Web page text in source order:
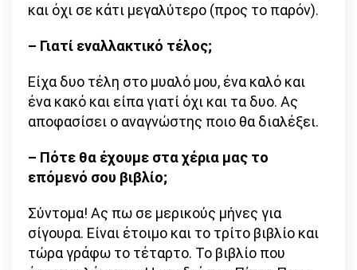
και όχι σε κάτι μεγαλύτερο (προς το παρόν).
– Γιατί εναλλακτικό τέλος;
Είχα δυο τέλη στο μυαλό μου, ένα καλό και
ένα κακό και είπα γιατί όχι και τα δυο. Ας
αποφασίσει ο αναγνώστης ποιο θα διαλέξει.
– Πότε θα έχουμε στα χέρια μας το
επόμενό σου βιβλίο;
Σύντομα! Ας πω σε μερικούς μήνες για
σίγουρα. Είναι έτοιμο και το τρίτο βιβλίο και
τώρα γράφω το τέταρτο. Το βιβλίο που